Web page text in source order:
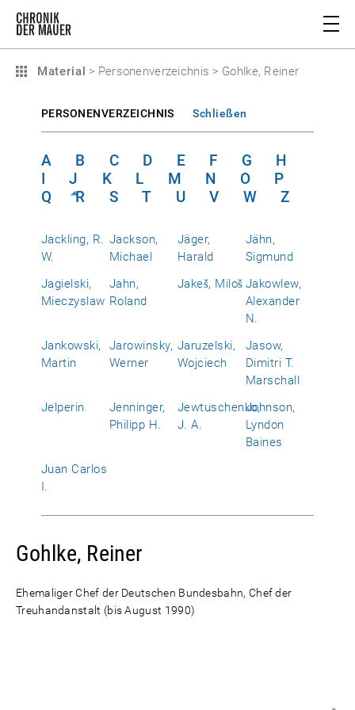
Material > Personenverzeichnis > Gohlke, Reiner
PERSONENVERZEICHNIS Schließen
A B C D E F G
H
I
J K L M N O
P
Q
R S T U V W Z
Jackling, R.
W.
Jackson,
Michael
Jäger,
Harald
Jähn,
Sigmund
Jagielski,
Mieczyslaw
Jahn,
Roland
Jakeš, Miloš Jakowlew,
Alexander
N.
Jankowski,
Martin
Jarowinsky,
Werner
Jaruzelski,
Wojciech
Jasow,
Dimitri T.
Marschall
Jelperin
Jenninger,
Philipp H.
Jewtuschenko,
J. A.
Johnson,
Lyndon
Baines
Juan Carlos
I.
Gohlke, Reiner
Ehemaliger Chef der Deutschen Bundesbahn, Chef der
Treuhandanstalt (bis August 1990)